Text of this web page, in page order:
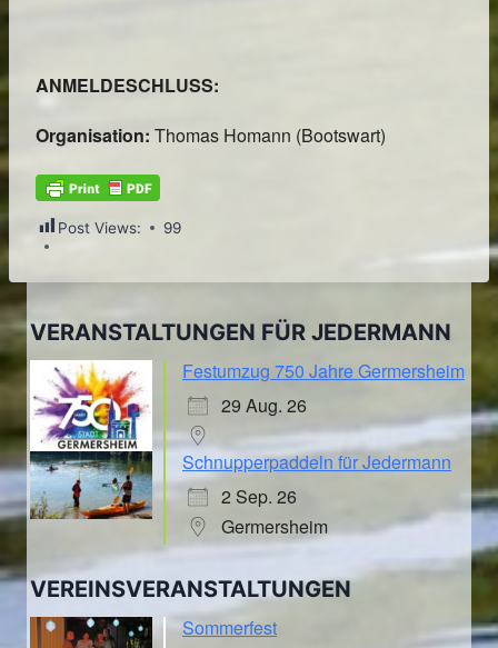
ANMELDESCHLUSS:
Organisation: Thomas Homann (Bootswart)
Post Views: 99
VERANSTALTUNGEN FÜR JEDERMANN
Festumzug 750 Jahre Germersheim
29 Aug. 26
Schnupperpaddeln für Jedermann
2 Sep. 26
Germersheim
VEREINSVERANSTALTUNGEN
Sommerfest